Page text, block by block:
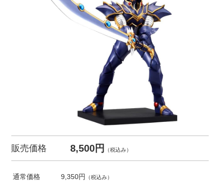
販売価格 8,500円 （税込み）
通常価格 9,350円 （税込み）